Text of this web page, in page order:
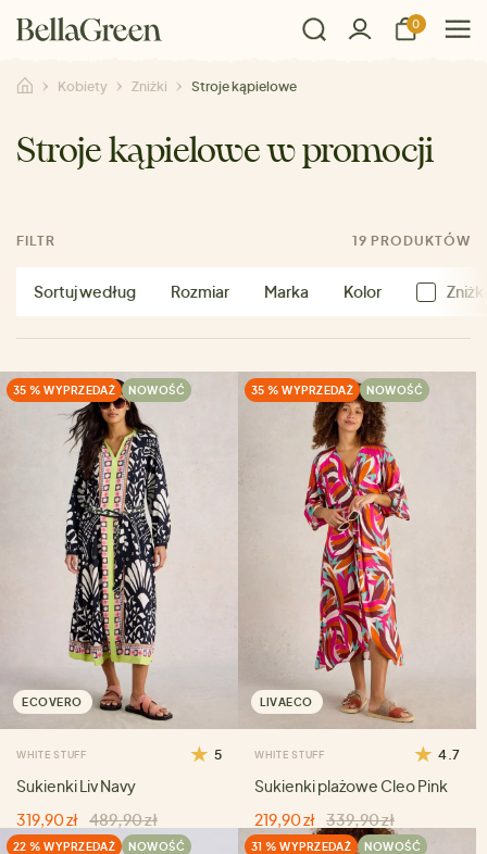
0
Kobiety Zniżki Stroje kąpielowe
Stroje kąpielowe w promocji
FILTR 19 PRODUKTÓW
Sortuj według Rozmiar Marka Kolor
35 % WYPRZEDAŻ NOWOŚĆ
ECOVERO
WHITE STUFF 5
Sukienki Liv Navy
319,90 zł 489,90 zł
35 % WYPRZEDAŻ NOWOŚĆ
LIVAECO
WHITE STUFF 4.7
Sukienki plażowe Cleo Pink
219,90 zł 339,90 zł
22 % WYPRZEDAŻ NOWOŚĆ 31 % WYPRZEDAŻ NOWOŚĆ